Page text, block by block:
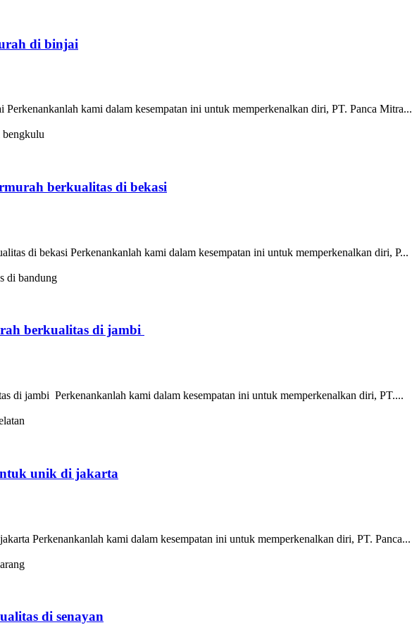
di binjai
kami dalam kesempatan ini untuk memperkenalkan diri, PT. Panca Mitra...
berkualitas di bekasi
di bekasi Perkenankanlah kami dalam kesempatan ini untuk memperkenalkan diri, P...
berkualitas di jambi
di jambi Perkenankanlah kami dalam kesempatan ini untuk memperkenalkan diri, PT....
unik di jakarta
Perkenankanlah kami dalam kesempatan ini untuk memperkenalkan diri, PT. Panca...
di senayan